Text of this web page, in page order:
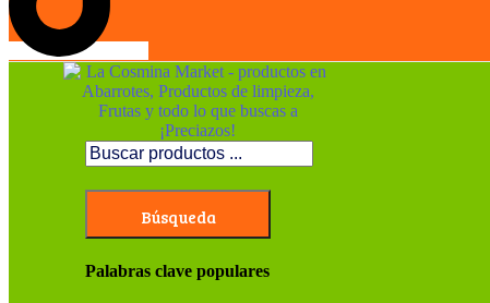
Búsqueda
Palabras clave populares